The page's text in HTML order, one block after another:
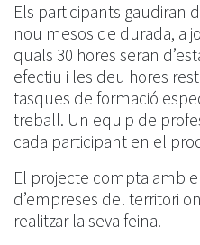
Els participants gaudiran
nou mesos de durada, a
quals 30 hores seran
efectiu i les deu hores
tasques de formació
treball. Un equip de
cada participant en el
El projecte compta amb
d’empreses del territori
realitzar la seva feina.